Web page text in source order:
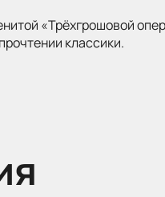
«Трёхгрошовой
классики.